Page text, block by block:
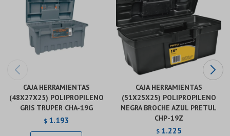
CAJA HERRAMIENTAS
(48X27X25) POLIPROPILENO
GRIS TRUPER CHA-19G
$ 1.193
CAJA HERRAMIENTAS
(51X25X25) POLIPROPILENO
NEGRA BROCHE AZUL PRETUL
CHP-19Z
$ 1.225